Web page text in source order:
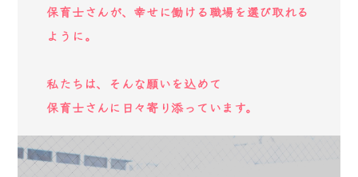
保育士さんが、幸せに働ける職場を選び取れる
ように。
私たちは、そんな願いを込めて
保育士さんに日々寄り添っています。